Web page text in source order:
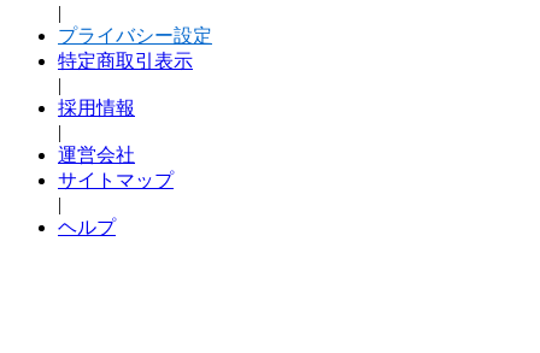
|
プライバシー設定
特定商取引表示
|
採用情報
|
運営会社
サイトマップ
|
ヘルプ